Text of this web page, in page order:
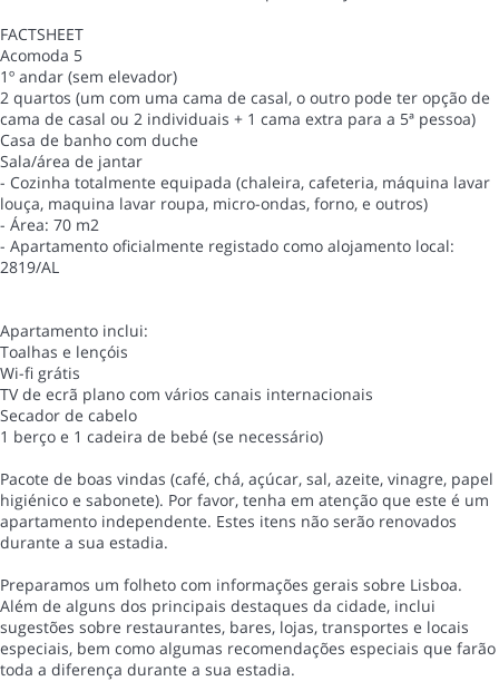
FACTSHEET
Acomoda 5
1º andar (sem elevador)
2 quartos (um com uma cama de casal, o outro pode ter opção de
cama de casal ou 2 individuais + 1 cama extra para a 5ª pessoa)
Casa de banho com duche
Sala/área de jantar
- Cozinha totalmente equipada (chaleira, cafeteria, máquina lavar
louça, maquina lavar roupa, micro-ondas, forno, e outros)
- Área: 70 m2
- Apartamento oficialmente registado como alojamento local:
2819/AL
Apartamento inclui:
Toalhas e lençóis
Wi-fi grátis
TV de ecrã plano com vários canais internacionais
Secador de cabelo
1 berço e 1 cadeira de bebé (se necessário)
Pacote de boas vindas (café, chá, açúcar, sal, azeite, vinagre, papel
higiénico e sabonete). Por favor, tenha em atenção que este é um
apartamento independente. Estes itens não serão renovados
durante a sua estadia.
Preparamos um folheto com informações gerais sobre Lisboa.
Além de alguns dos principais destaques da cidade, inclui
sugestões sobre restaurantes, bares, lojas, transportes e locais
especiais, bem como algumas recomendações especiais que farão
toda a diferença durante a sua estadia.